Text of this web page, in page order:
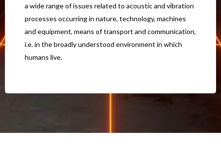
a wide range of issues related to acoustic and vibration
processes occurring in nature, technology, machines
and equipment, means of transport and communication,
i.e. in the broadly understood environment in which
humans live.